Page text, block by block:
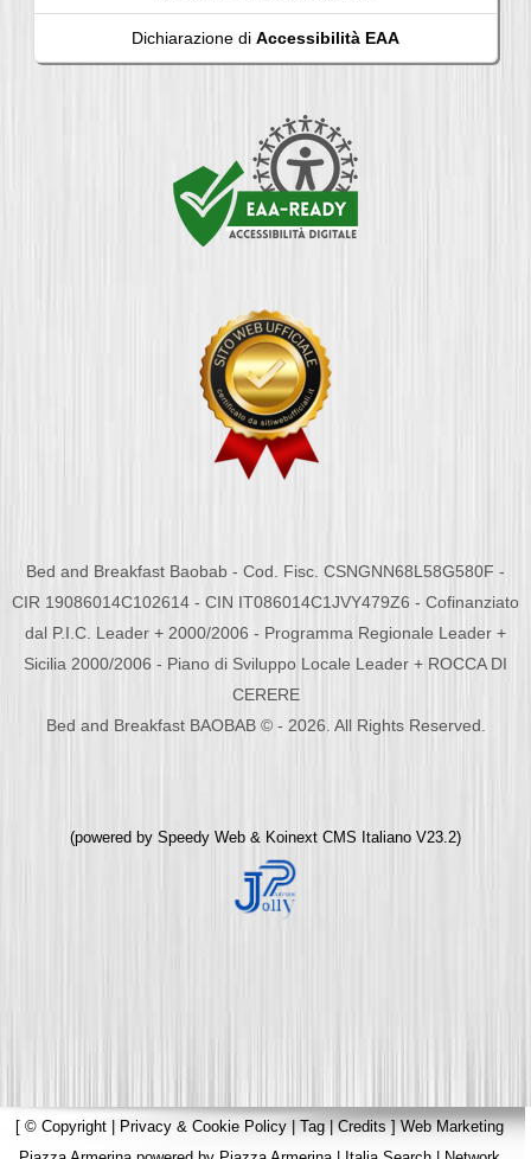
Dichiarazione di Accessibilità EAA
Bed and Breakfast Baobab - Cod. Fisc. CSNGNN68L58G580F -
CIR 19086014C102614 - CIN IT086014C1JVY479Z6 - Cofinanziato
dal P.I.C. Leader + 2000/2006 - Programma Regionale Leader +
Sicilia 2000/2006 - Piano di Sviluppo Locale Leader + ROCCA DI
CERERE
Bed and Breakfast BAOBAB © - 2026. All Rights Reserved.
(powered by Speedy Web & Koinext CMS Italiano V23.2)
[ © Copyright | Privacy & Cookie Policy | Tag|Credits]Web Marketing